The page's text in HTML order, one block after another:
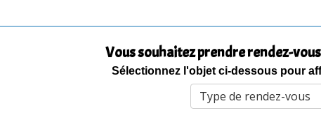
Vous souhaitez prendre rendez-
Sélectionnez l'objet ci-dessous pour
Type de rendez-vous